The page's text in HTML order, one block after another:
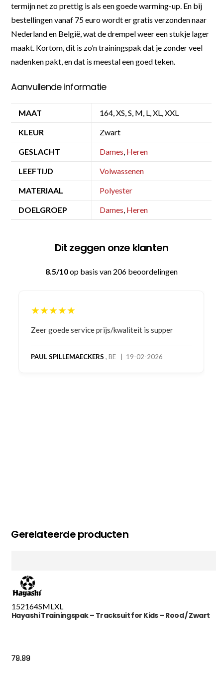
termijn net zo prettig is als een goede warming-up. En bij
bestellingen vanaf 75 euro wordt er gratis verzonden naar
Nederland en België, wat de drempel weer een stukje lager
maakt. Kortom, dit is zo’n trainingspak dat je zonder veel
nadenken pakt, en dat is meestal een goed teken.
Aanvullende informatie
MAAT 164, XS, S, M, L, XL, XXL
KLEUR Zwart
GESLACHT Dames, Heren
LEEFTIJD Volwassenen
MATERIAAL Polyester
DOELGROEP Dames, Heren
Dit zeggen onze klanten
8.5/10op basis van 206 beoordelingen
★★★★★
Bestelling gedaan vanwege goede prijzen en
bestelling al ontvangen met gifts, waardoor je
Gerelateerde producten
152164SMLXL
Hayashi Trainingspak – Tracksuit for Kids – Rood / Zwart
79.99